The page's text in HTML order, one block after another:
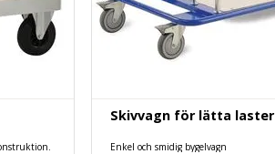
Skivvagn för lätta laster
Enkel och smidig bygelvagn